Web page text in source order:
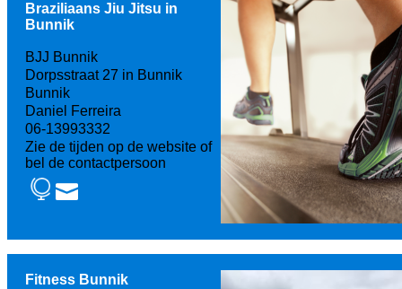
Braziliaans Jiu Jitsu in
Bunnik
BJJ Bunnik
Dorpsstraat 27 in Bunnik
Bunnik
Daniel Ferreira
06-13993332
Zie de tijden op de website of
bel de contactpersoon
Fitness Bunnik